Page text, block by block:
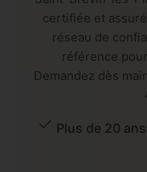
certifiée et
réseau de
référence
Demandez dès
Plus de 20